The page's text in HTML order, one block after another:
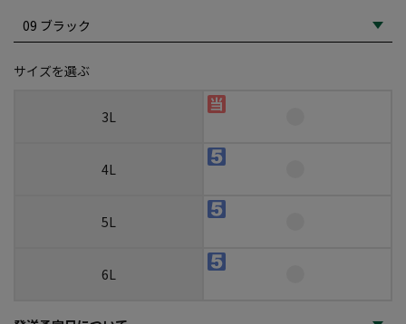
サイズを選ぶ
3L
4L
5L
6L